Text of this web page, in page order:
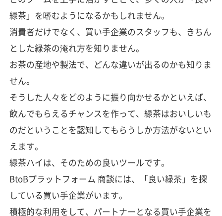
緑茶」を嗜むようになるかもしれません。
消費者だけでなく、買い手企業のスタッフも、きちん
とした緑茶の淹れ方を知りません。
お茶の産地や製法で、どんな違いが出るのかも知りま
せん。
そうした人々をどのように振り向かせるかといえば、
飲んでもらえるチャンスを作って、緑茶はおいしいも
のだということを認知してもらうしか方法がないとい
えます。
緑茶ハイは、そのための良いツールです。
BtoBプラットフォーム 商談には、「良い緑茶」を探
している買い手企業がいます。
積極的な利用をして、パートナーとなる買い手企業を